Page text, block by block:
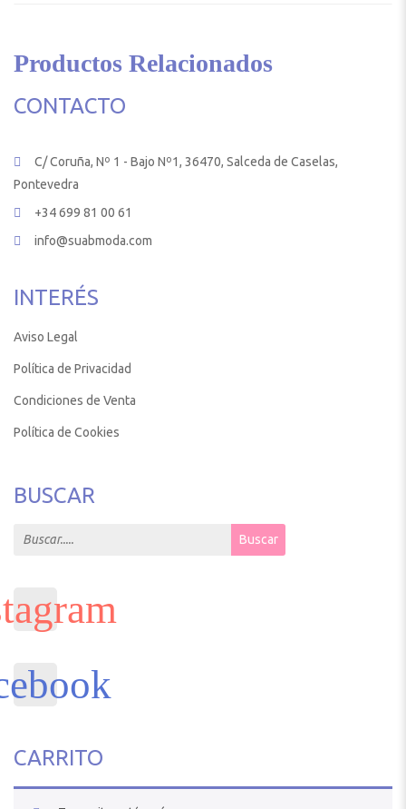
Productos Relacionados
CONTACTO
C/ Coruña, Nº 1 - Bajo Nº1, 36470, Salceda de Caselas,
Pontevedra
+34 699 81 00 61
info@suabmoda.com
INTERÉS
Aviso Legal
Política de Privacidad
Condiciones de Venta
Política de Cookies
BUSCAR
Search for: Buscar
CARRITO